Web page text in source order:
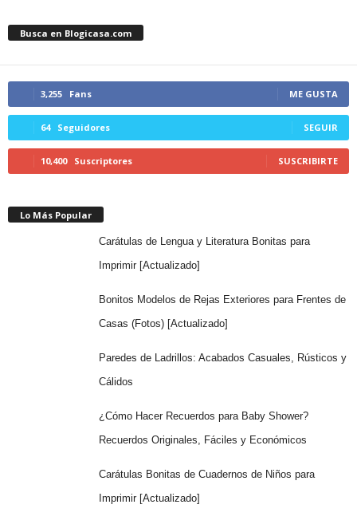
Busca en Blogicasa.com
3,255 Fans ME GUSTA
64 Seguidores SEGUIR
10,400 Suscriptores SUSCRIBIRTE
Lo Más Popular
Carátulas de Lengua y Literatura Bonitas para
Imprimir [Actualizado]
Bonitos Modelos de Rejas Exteriores para Frentes de
Casas (Fotos) [Actualizado]
Paredes de Ladrillos: Acabados Casuales, Rústicos y
Cálidos
¿Cómo Hacer Recuerdos para Baby Shower?
Recuerdos Originales, Fáciles y Económicos
Carátulas Bonitas de Cuadernos de Niños para
Imprimir [Actualizado]